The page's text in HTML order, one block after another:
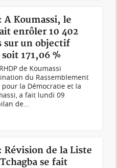
Koumassi, le
enrôler 10 402
sur un objectif
171,06 %
de Koumassi
du Rassemblement
la Démocratie et la
a fait lundi 09
de...
de la Liste
se fait